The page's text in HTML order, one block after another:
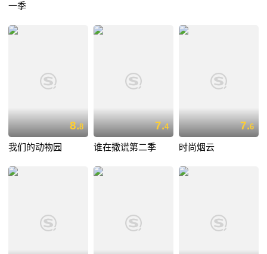
一季
8.8
我们的动物园
7.4
谁在撒谎第二季
7.6
时尚烟云